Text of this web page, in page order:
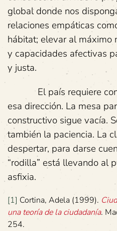
global donde nos
relaciones empáticas
hábitat; elevar al máximo
y capacidades afectivas
y justa.
El país requiere con
esa dirección. La mesa
constructivo sigue vacía.
también la paciencia. La
despertar, para darse
“rodilla” está llevando al
asfixia.
[1] Cortina, Adela (1999).
una teoría de la ciudadanía.
254.